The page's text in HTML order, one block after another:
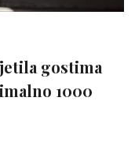
gostima
1000